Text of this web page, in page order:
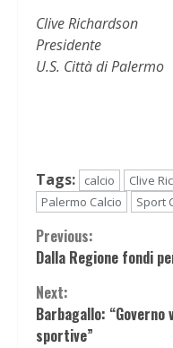
Clive Richardson
Presidente
U.S. Città di Palermo
Tags: calcio Clive
Palermo Calcio
Sport
Continue
Reading
Previous:
Dalla Regione fondi
Next:
Barbagallo:
sportive”